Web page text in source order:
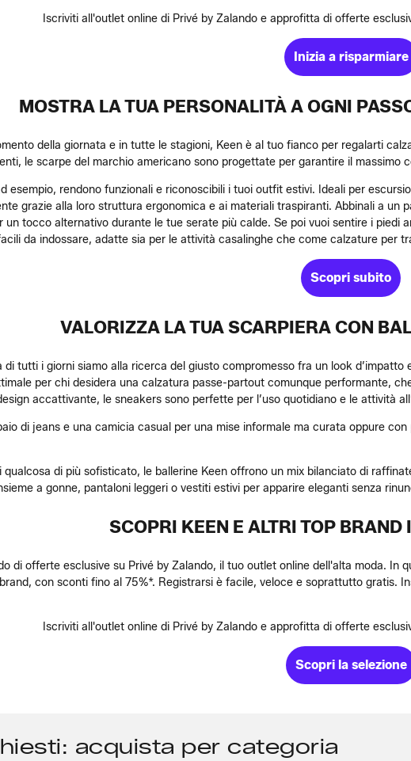
Iscriviti all'outlet online di Privé by Zalando e approfitta di offerte
Inizia a risparmiare
MOSTRA LA TUA PERSONALITÀ A OGNI
della giornata e in tutte le stagioni, Keen è al tuo fianco per regalarti
le scarpe del marchio americano sono progettate per garantire il massimo
esempio, rendono funzionali e riconoscibili i tuoi outfit estivi. Ideali per
grazie alla loro struttura ergonomica e ai materiali traspiranti. Abbinali a
un tocco alternativo durante le tue serate più calde. Se poi vuoi sentire i piedi
da indossare, adatte sia per le attività casalinghe che come calzature per
Scopri subito
VALORIZZA LA TUA SCARPIERA CON
di tutti i giorni siamo alla ricerca del giusto compromesso fra un look
per chi desidera una calzatura passe-partout comunque performante,
accattivante, le sneakers sono perfette per l’uso quotidiano e le attività
di jeans e una camicia casual per una mise informale ma curata oppure
qualcosa di più sofisticato, le ballerine Keen offrono un mix bilanciato di
a gonne, pantaloni leggeri o vestiti estivi per apparire eleganti senza
SCOPRI KEEN E ALTRI TOP BRAND
di offerte esclusive su Privé by Zalando, il tuo outlet online dell'alta moda.
con sconti fino al 75%*. Registrarsi è facile, veloce e soprattutto gratis.
Iscriviti all'outlet online di Privé by Zalando e approfitta di offerte
Scopri la selezione
acquista per categoria